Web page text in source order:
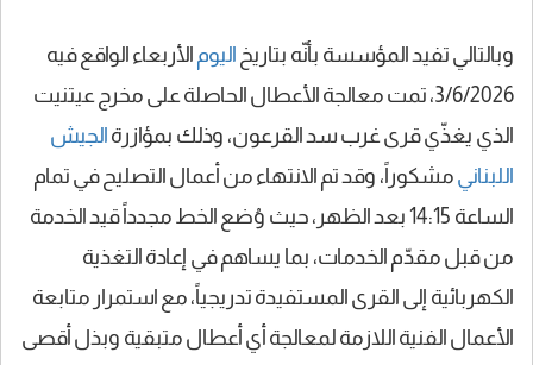
وبالتالي تفيد المؤسسة بأنّه بتاريخ اليوم الأربعاء الواقع فيه
3/6/2026، تمت معالجة الأعطال الحاصلة على مخرج عيتنيت
الذي يغذّي قرى غرب سد القرعون، وذلك بمؤازرة الجيش
اللبناني مشكوراً، وقد تم الانتهاء من أعمال التصليح في تمام
الساعة 14:15 بعد الظهر، حيث وُضع الخط مجدداً قيد الخدمة
من قبل مقدّم الخدمات، بما يساهم في إعادة التغذية
الكهربائية إلى القرى المستفيدة تدريجياً، مع استمرار متابعة
الأعمال الفنية اللازمة لمعالجة أي أعطال متبقية وبذل أقصى